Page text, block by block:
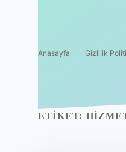
Anasayfa Gizlilik
ETIKET: